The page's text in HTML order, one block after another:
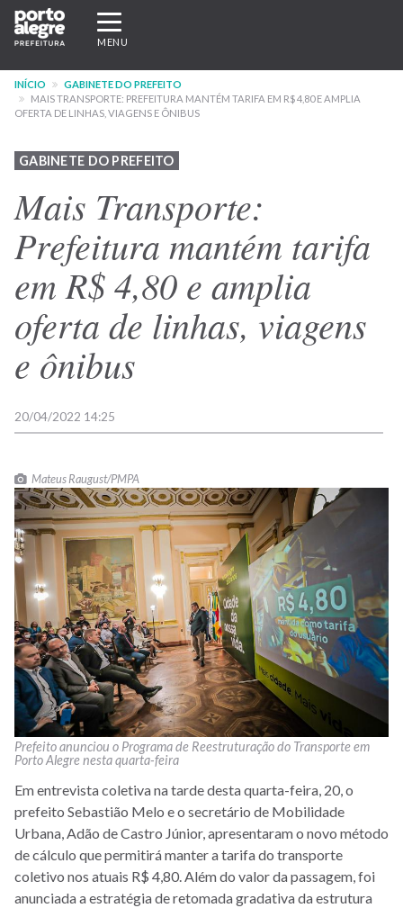
Pular
para
conteúdo
principal
Expandir/recolher
navegação
MENU
INÍCIO
GABINETE DO PREFEITO
MAIS TRANSPORTE: PREFEITURA MANTÉM TARIFA EM R$ 4,80 E AMPLIA
OFERTA DE LINHAS, VIAGENS E ÔNIBUS
GABINETE DO PREFEITO
Mais Transporte:
Prefeitura mantém tarifa
em R$ 4,80 e amplia
oferta de linhas, viagens
e ônibus
20/04/2022 14:25
Mateus Raugust/PMPA
Prefeito anunciou o Programa de Reestruturação do Transporte em
Porto Alegre nesta quarta-feira
Em entrevista coletiva na tarde desta quarta-feira, 20, o
prefeito Sebastião Melo e o secretário de Mobilidade
Urbana, Adão de Castro Júnior, apresentaram o novo método
de cálculo que permitirá manter a tarifa do transporte
coletivo nos atuais R$ 4,80. Além do valor da passagem, foi
anunciada a estratégia de retomada gradativa da estrutura